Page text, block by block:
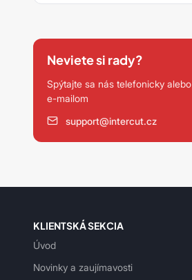
Neviete si rady?
Spýtajte sa nás telefonicky alebo
e-mailom
support@intercut.cz
KLIENTSKÁ SEKCIA
Úvod
Novinky a zaujímavosti